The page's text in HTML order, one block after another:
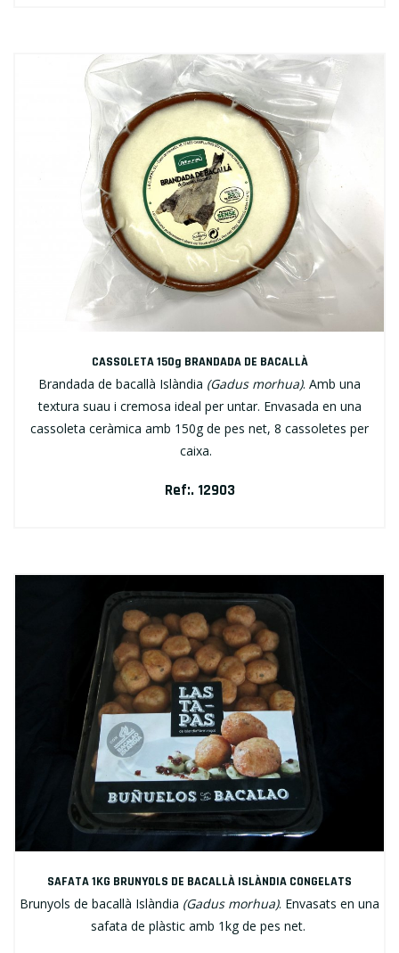
CASSOLETA 150g BRANDADA DE BACALLÀ
Brandada de bacallà Islàndia (Gadus morhua). Amb una
textura suau i cremosa ideal per untar. Envasada en una
cassoleta ceràmica amb 150g de pes net, 8 cassoletes per
caixa.
Ref:. 12903
SAFATA 1KG BRUNYOLS DE BACALLÀ ISLÀNDIA CONGELATS
Brunyols de bacallà Islàndia (Gadus morhua). Envasats en una
safata de plàstic amb 1kg de pes net.